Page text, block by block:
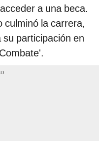
a una beca.
culminó la carrera,
participación en